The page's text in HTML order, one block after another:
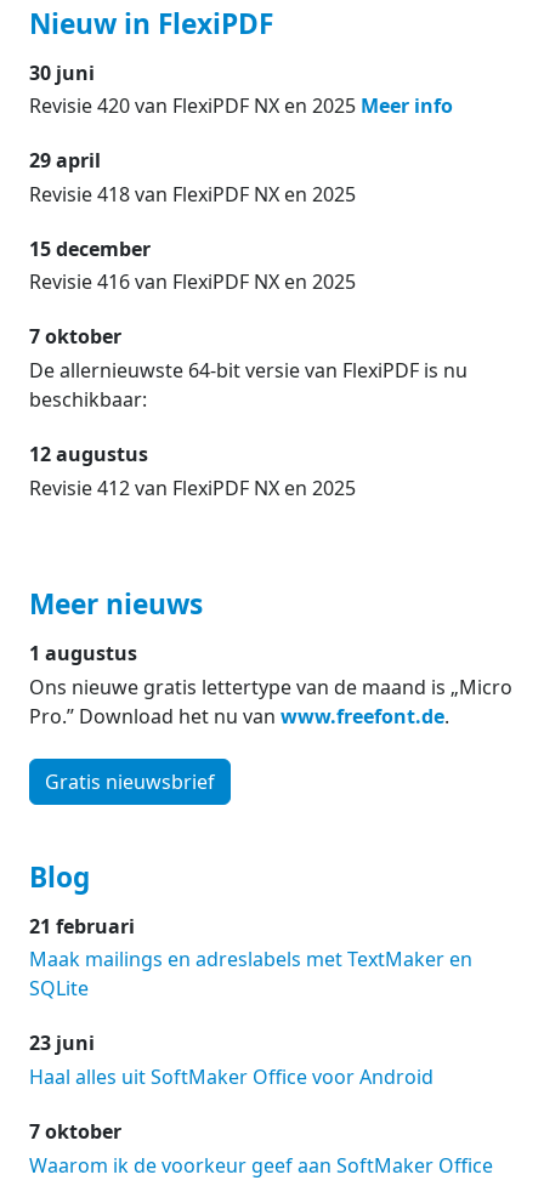
Nieuw in FlexiPDF
30 juni
Revisie 420 van FlexiPDF NX en 2025 Meer info
29 april
Revisie 418 van FlexiPDF NX en 2025
15 december
Revisie 416 van FlexiPDF NX en 2025
7 oktober
De allernieuwste 64-bit versie van FlexiPDF is nu
beschikbaar:
12 augustus
Revisie 412 van FlexiPDF NX en 2025
Meer nieuws
1 augustus
Ons nieuwe gratis lettertype van de maand is „Micro
Pro.” Download het nu van www.freefont.de.
Gratis nieuwsbrief
Blog
21 februari
Maak mailings en adreslabels met TextMaker en
SQLite
23 juni
Haal alles uit SoftMaker Office voor Android
7 oktober
Waarom ik de voorkeur geef aan SoftMaker Office